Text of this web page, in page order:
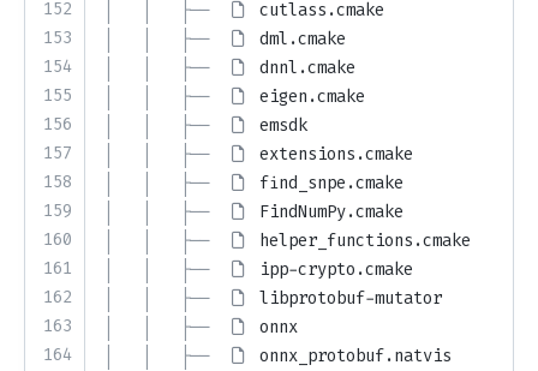
152
153
154
155
156
157
158
159
160
161
162
163
164
│   │   ├──
cutlass.cmake
│   │   ├──
dml.cmake
│   │   ├──
dnnl.cmake
│   │   ├──
eigen.cmake
│   │   ├──
emsdk
│   │   ├──
extensions.cmake
│   │   ├──
find_snpe.cmake
│   │   ├──
FindNumPy.cmake
│   │   ├──
helper_functions.cmake
│   │   ├──
ipp-crypto.cmake
│   │   ├──
libprotobuf-mutator
│   │   ├──
onnx
│   │   ├──
onnx_protobuf.natvis